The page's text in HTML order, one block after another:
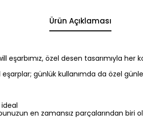
Ürün Açıklaması
özel desen tasarımıyla her
günlük kullanımda da özel
en zamansız parçalarından biri